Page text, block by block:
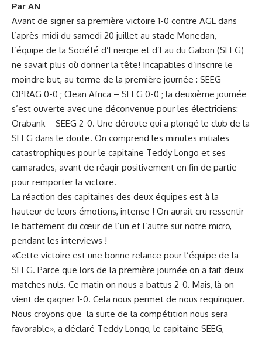
Par AN
Avant de signer sa première victoire 1-0 contre AGL dans
l’après-midi du samedi 20 juillet au stade Monedan,
l’équipe de la Société d’Energie et d’Eau du Gabon (SEEG)
ne savait plus où donner la tête! Incapables d’inscrire le
moindre but, au terme de la première journée : SEEG –
OPRAG 0-0 ; Clean Africa – SEEG 0-0 ; la deuxième journée
s’est ouverte avec une déconvenue pour les électriciens:
Orabank – SEEG 2-0. Une déroute qui a plongé le club de la
SEEG dans le doute. On comprend les minutes initiales
catastrophiques pour le capitaine Teddy Longo et ses
camarades, avant de réagir positivement en fin de partie
pour remporter la victoire.
La réaction des capitaines des deux équipes est à la
hauteur de leurs émotions, intense ! On aurait cru ressentir
le battement du cœur de l’un et l’autre sur notre micro,
pendant les interviews !
«Cette victoire est une bonne relance pour l’équipe de la
SEEG. Parce que lors de la première journée on a fait deux
matches nuls. Ce matin on nous a battus 2-0. Mais, là on
vient de gagner 1-0. Cela nous permet de nous requinquer.
Nous croyons que la suite de la compétition nous sera
favorable», a déclaré Teddy Longo, le capitaine SEEG,